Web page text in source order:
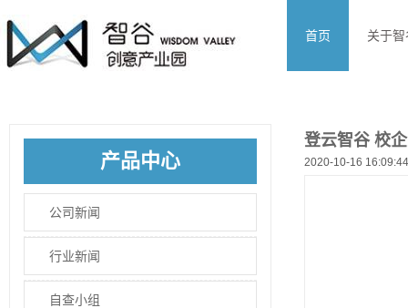
首页 关于智
产品中心
公司新闻
行业新闻
自查小组
登云智谷 校
2020-10-16 16:09:44